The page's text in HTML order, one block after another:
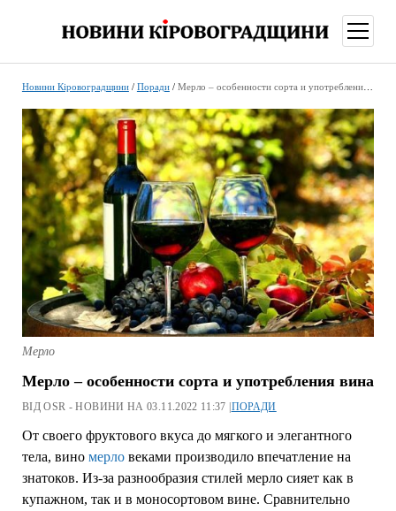
меню
Новини Кіровоградщини/ Поради/ Мерло – особенности сорта и употребления вина
Мерло
Мерло – особенности сорта и употребления вина
ВІД OSR - НОВИНИ НА 03.11.2022 11:37 |ПОРАДИ
От своего фруктового вкуса до мягкого и элегантного
тела, вино мерловеками производило впечатление на
знатоков. Из-за разнообразия стилей мерло сияет как в
купажном, так и в моносортовом вине. Сравнительно